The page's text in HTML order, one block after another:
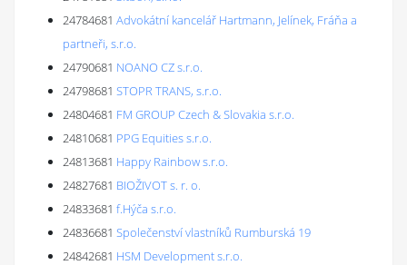
24784681 Advokátní kancelář Hartmann, Jelínek, Fráňa a
partneři, s.r.o.
24790681 NOANO CZ s.r.o.
24798681 STOPR TRANS, s.r.o.
24804681 FM GROUP Czech & Slovakia s.r.o.
24810681 PPG Equities s.r.o.
24813681 Happy Rainbow s.r.o.
24827681 BIOŽIVOT s. r. o.
24833681 f.Hýča s.r.o.
24836681 Společenství vlastníků Rumburská 19
24842681 HSM Development s.r.o.